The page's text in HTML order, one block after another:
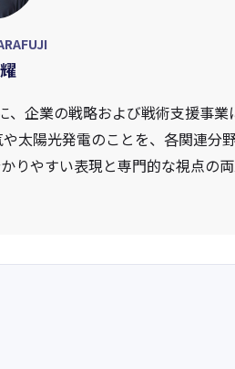
企業の戦略および戦術支援事業
太陽光発電のことを、各関連分
りやすい表現と専門的な視点の